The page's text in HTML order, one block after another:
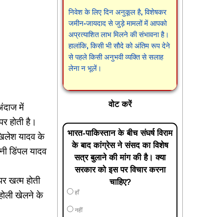
में
होती है।
यादव के
डिंपल यादव
खत्म होती
खेलने के
निवेश के लिए दिन अनुकूल है, विशेषकर
जमीन-जायदाद से जुड़े मामलों में आपको
अप्रत्याशित लाभ मिलने की संभावना है।
हालांकि, किसी भी सौदे को अंतिम रूप देने
से पहले किसी अनुभवी व्यक्ति से सलाह
लेना न भूलें।
वोट करें
भारत-पाकिस्तान के बीच संघर्ष विराम
के बाद कांग्रेस ने संसद का विशेष
सत्र बुलाने की मांग की है। क्या
सरकार को इस पर विचार करना
चाहिए?
हाँ
नहीं